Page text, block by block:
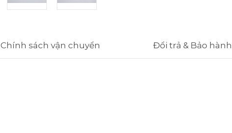
Chính sách vận chuyển Đổi trả & Bảo hành